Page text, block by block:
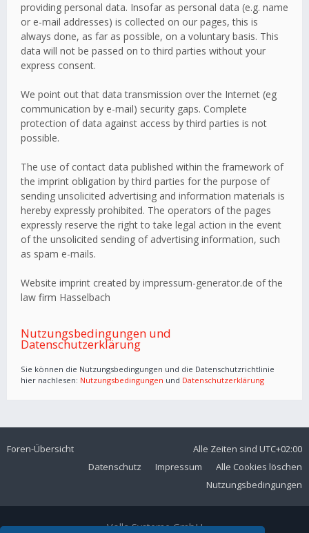
providing personal data. Insofar as personal data (e.g. name
or e-mail addresses) is collected on our pages, this is
always done, as far as possible, on a voluntary basis. This
data will not be passed on to third parties without your
express consent.
We point out that data transmission over the Internet (eg
communication by e-mail) security gaps. Complete
protection of data against access by third parties is not
possible.
The use of contact data published within the framework of
the imprint obligation by third parties for the purpose of
sending unsolicited advertising and information materials is
hereby expressly prohibited. The operators of the pages
expressly reserve the right to take legal action in the event
of the unsolicited sending of advertising information, such
as spam e-mails.
Website imprint created by impressum-generator.de of the
law firm Hasselbach
Nutzungsbedingungen und
Datenschutzerklärung
Sie können die Nutzungsbedingungen und die Datenschutzrichtlinie
hier nachlesen: Nutzungsbedingungen und Datenschutzerklärung
Foren-Übersicht Alle Zeiten sind UTC+02:00
Alle Cookies löschen
Impressum
Datenschutz
Nutzungsbedingungen
Volla Systeme GmbH